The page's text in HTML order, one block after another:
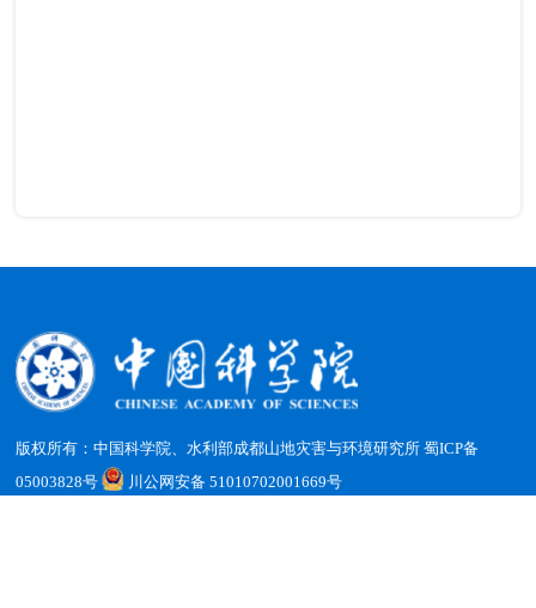
版权所有：中国科学院、水利部成都山地灾害与环境研究所蜀ICP备
05003828号
川公网安备 51010702001669号